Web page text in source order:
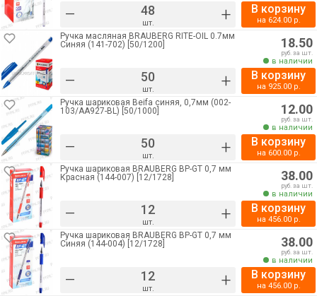
– шт. + В корзину
на 624.00р.
Ручка масляная BRAUBERG RITE-OIL 0.7мм
Синяя (141-702) [50/1200]
– шт. +
18.50
руб. за шт.
в наличии
В корзину
на 925.00р.
Ручка шариковая Beifa синяя, 0,7мм (002-
103/AA927-BL) [50/1000]
– шт. +
12.00
руб. за шт.
в наличии
В корзину
на 600.00р.
Ручка шариковая BRAUBERG BP-GT 0,7 мм
Красная (144-007) [12/1728]
– шт. +
38.00
руб. за шт.
в наличии
В корзину
на 456.00р.
Ручка шариковая BRAUBERG BP-GT 0,7 мм
Синяя (144-004) [12/1728]
– шт. +
38.00
руб. за шт.
в наличии
В корзину
на 456.00р.